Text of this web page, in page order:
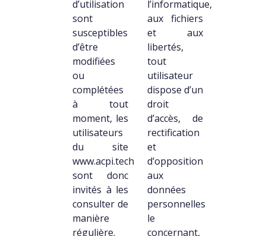
d’utilisation
sont
susceptibles
d’être
modifiées
ou
complétées
à tout
moment, les
utilisateurs
du site
www.acpi.tech
sont donc
invités à les
consulter de
manière
régulière.
l’informatique,
aux fichiers
et aux
libertés,
tout
utilisateur
dispose d’un
droit
d’accès, de
rectification
et
d’opposition
aux
données
personnelles
le
concernant,